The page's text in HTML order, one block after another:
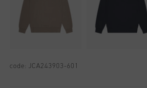
code: JCA243903-601